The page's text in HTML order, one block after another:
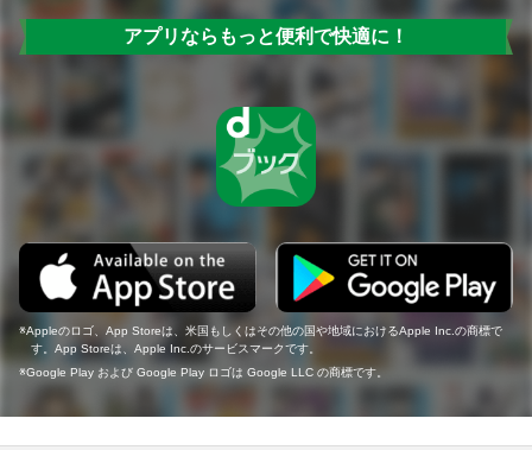
アプリならもっと便利で快適に！
Appleのロゴ、App Storeは、米国もしくはその他の国や地域におけるApple Inc.の商標で
す。App Storeは、Apple Inc.のサービスマークです。
Google Play および Google Play ロゴは Google LLC の商標です。